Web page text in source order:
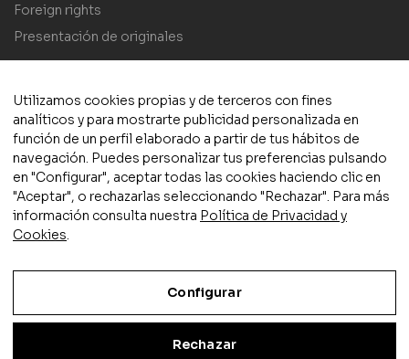
Foreign rights
Presentación de originales
© 2025 Plaza y Valdés S.L.Aviso legal|Política de privacidad
y cookies |Condiciones de compra| Accesibilidad
Actividad subvencionada por el Ministerio de Cultura y Deporte
Utilizamos cookies propias y de terceros con fines
analíticos y para mostrarte publicidad personalizada en
función de un perfil elaborado a partir de tus hábitos de
navegación. Puedes personalizar tus preferencias pulsando
en "Configurar", aceptar todas las cookies haciendo clic en
"Aceptar", o rechazarlas seleccionando "Rechazar". Para más
información consulta nuestra Política de Privacidad y
Cookies.
Configurar
Rechazar